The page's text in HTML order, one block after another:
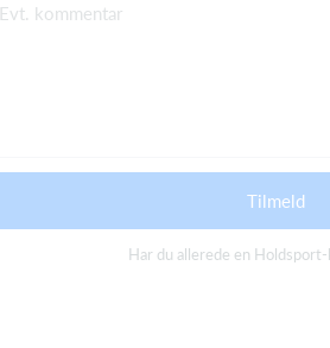
Evt. kommentar
Tilmeld
Har du allerede en